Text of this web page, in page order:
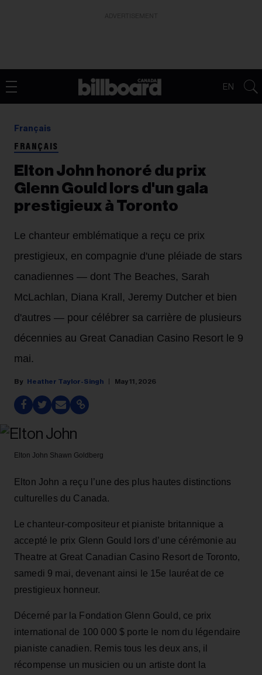
EN
Français
FRANÇAIS
Elton John honoré du prix
Glenn Gould lors d'un gala
prestigieux à Toronto
Le chanteur emblématique a reçu ce prix
prestigieux, en compagnie d'une pléiade de stars
canadiennes — dont The Beaches, Sarah
McLachlan, Diana Krall, Jeremy Dutcher et bien
d'autres — pour célébrer sa carrière de plusieurs
décennies au Great Canadian Casino Resort le 9
mai.
Heather Taylor-Singh May 11, 2026
Elton John Shawn Goldberg
Elton John a reçu l’une des plus hautes distinctions
culturelles du Canada.
Le chanteur‑compositeur et pianiste britannique a
accepté le prix Glenn Gould lors d’une cérémonie au
Theatre at Great Canadian Casino Resort de Toronto,
samedi 9 mai, devenant ainsi le 15e lauréat de ce
prestigieux honneur.
Décerné par la Fondation Glenn Gould, ce prix
international de 100 000 $ porte le nom du légendaire
pianiste canadien. Remis tous les deux ans, il
récompense un musicien ou un artiste dont la